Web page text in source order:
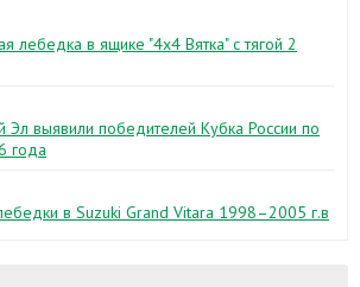
лебедка в ящике "4х4 Вятка" с тягой 2
Эл выявили победителей Кубка России по
года
в Suzuki Grand Vitara 1998–2005 г.в